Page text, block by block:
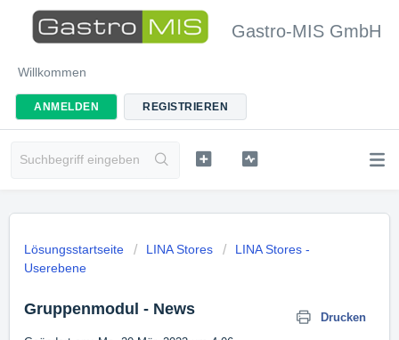
Gastro-MIS GmbH
Willkommen
ANMELDEN REGISTRIEREN
Lösungsstartseite LINA Stores
LINA Stores -
Userebene
Gruppenmodul - News
Drucken